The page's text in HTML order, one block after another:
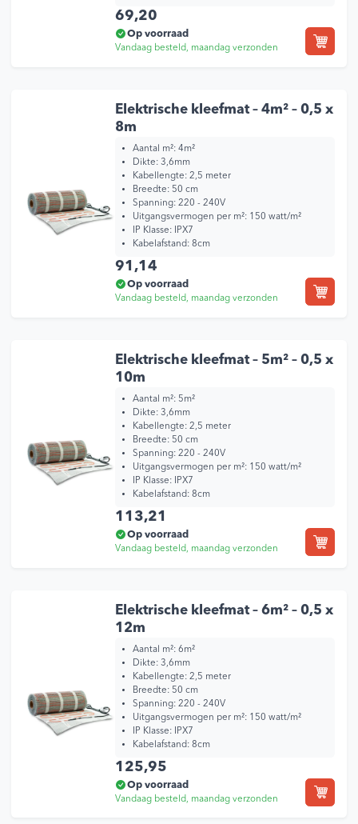
69,20
Op voorraad
Vandaag besteld, maandag verzonden
Elektrische kleefmat – 4m² – 0,5 x
8m
Aantal m²: 4m²
Dikte: 3,6mm
Kabellengte: 2,5 meter
Breedte: 50 cm
Spanning: 220 - 240V
Uitgangsvermogen per m²: 150 watt/m²
IP Klasse: IPX7
Kabelafstand: 8cm
91,14
Op voorraad
Vandaag besteld, maandag verzonden
Elektrische kleefmat – 5m² – 0,5 x
10m
Aantal m²: 5m²
Dikte: 3,6mm
Kabellengte: 2,5 meter
Breedte: 50 cm
Spanning: 220 - 240V
Uitgangsvermogen per m²: 150 watt/m²
IP Klasse: IPX7
Kabelafstand: 8cm
113,21
Op voorraad
Vandaag besteld, maandag verzonden
Elektrische kleefmat – 6m² – 0,5 x
12m
Aantal m²: 6m²
Dikte: 3,6mm
Kabellengte: 2,5 meter
Breedte: 50 cm
Spanning: 220 - 240V
Uitgangsvermogen per m²: 150 watt/m²
IP Klasse: IPX7
Kabelafstand: 8cm
125,95
Op voorraad
Vandaag besteld, maandag verzonden